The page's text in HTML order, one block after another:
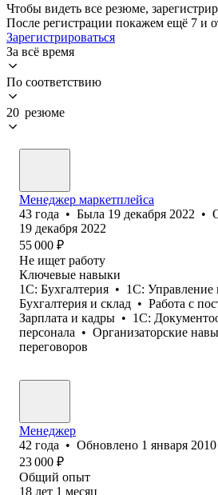
Чтобы видеть все резюме,
После регистрации покажем ещё 7 и
Зарегистрироваться
За всё время
По соответствию
20 резюме
Менеджер маркетплейса
43 года • Была 19 декабря 2022 •
19 декабря 2022
55 000 ₽
Не ищет работу
Ключевые навыки
1C: Бухгалтерия • 1С: Управление
Бухгалтерия и склад • Работа с
Зарплата и кадры • 1С:
персонала • Организаторские
переговоров
Менеджер
42 года • Обновлено 1 января 2010
23 000 ₽
Общий опыт
18 лет 1 месяц